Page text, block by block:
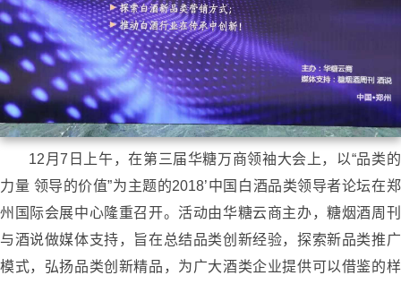
12月7日上午，在第三届华糖万商领袖大会上，以“品类的
力量 领导的价值”为主题的2018’中国白酒品类领导者论坛在郑
州国际会展中心隆重召开。活动由华糖云商主办，糖烟酒周刊
与酒说做媒体支持，旨在总结品类创新经验，探索新品类推广
模式，弘扬品类创新精品，为广大酒类企业提供可以借鉴的样